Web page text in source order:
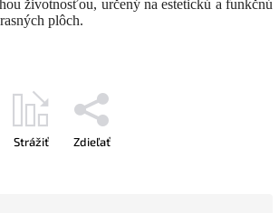
životnosťou, určený na estetickú a funkčnú
plôch.
Strážiť Zdieľať